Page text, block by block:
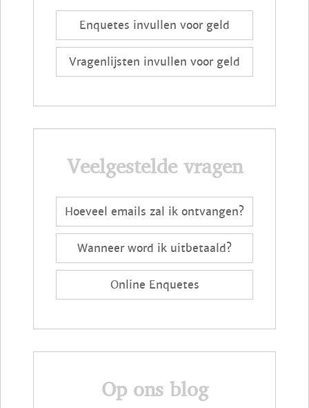
Enquetes invullen voor geld
Vragenlijsten invullen voor geld
Veelgestelde vragen
Hoeveel emails zal ik ontvangen?
Wanneer word ik uitbetaald?
Online Enquetes
Op ons blog